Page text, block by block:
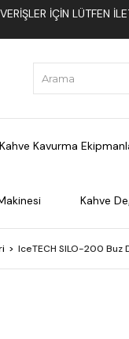
İÇIN LÜTFEN
Kahve Kavurma
Kahve
IceTECH SILO-200 Buz